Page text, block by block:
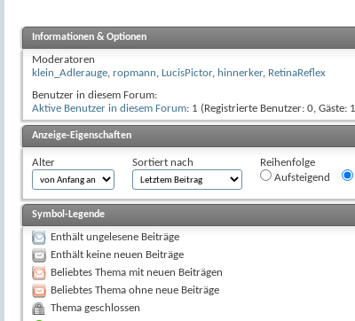
Informationen & Optionen
Moderatoren
klein_Adlerauge, ropmann, LucisPictor, hinnerker, RetinaReflex
Benutzer in diesem Forum:
Aktive Benutzer in diesem Forum: 1 (Registrierte Benutzer: 0, Gäste:
Anzeige-Eigenschaften
Alter Sortiert nach
Reihenfolge
Aufsteigend
Symbol-Legende
Enthält ungelesene Beiträge
Enthält keine neuen Beiträge
Beliebtes Thema mit neuen Beiträgen
Beliebtes Thema ohne neue Beiträge
Thema geschlossen